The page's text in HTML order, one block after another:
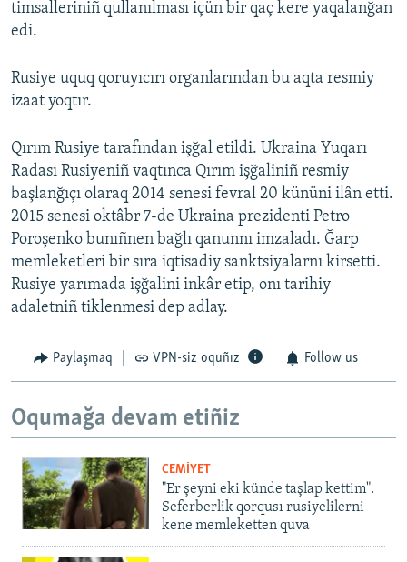
timsalleriniñ qullanılması içün bir qaç kere yaqalanğan
edi.
Rusiye uquq qoruyıcırı organlarından bu aqta resmiy
izaat yoqtır.
Qırım Rusiye tarafından işğal etildi. Ukraina Yuqarı
Radası Rusiyeniñ vaqtınca Qırım işğaliniñ resmiy
başlanğıçı olaraq 2014 senesi fevral 20 kününi ilân etti.
2015 senesi oktâbr 7-de Ukraina prezidenti Petro
Poroşenko bunıñnen bağlı qanunnı imzaladı. Ğarp
memleketleri bir sıra iqtisadiy sanktsiyalarnı kirsetti.
Rusiye yarımada işğalini inkâr etip, onı tarihiy
adaletniñ tiklenmesi dep adlay.
Paylaşmaq VPN-siz oquñız Follow us
Oqumağa devam etiñiz
CEMİYET
"Er şeyni eki künde taşlap kettim".
Seferberlik qorqusı rusiyelilerni
kene memleketten quva